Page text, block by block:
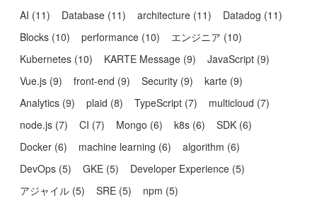
AI (11) Database (11) architecture (11) Datadog (11)
Blocks (10) performance (10) エンジニア (10)
Kubernetes (10) KARTE Message (9) JavaScript (9)
Vue.js (9) front-end (9) Security (9) karte (9)
Analytics (9) plaid (8) TypeScript (7) multicloud (7)
node.js (7) CI (7) Mongo (6) k8s (6) SDK (6)
Docker (6) machine learning (6) algorithm (6)
DevOps (5) GKE (5) Developer Experience (5)
アジャイル (5) SRE (5) npm (5)